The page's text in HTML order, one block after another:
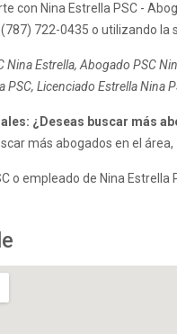
con Nina Estrella PSC -
722-0435 o utilizando la
Nina Estrella, Abogado PSC
PSC, Licenciado Estrella Nina
¿Deseas buscar más
más abogados en el área,
o empleado de Nina